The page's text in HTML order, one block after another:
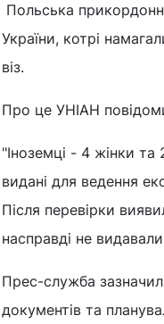
Польська
України, котрі
віз.
Про це УНІАН
"Іноземці - 4 жінки
видані для ведення
Після перевірки
насправді не
Прес-служба
документів та